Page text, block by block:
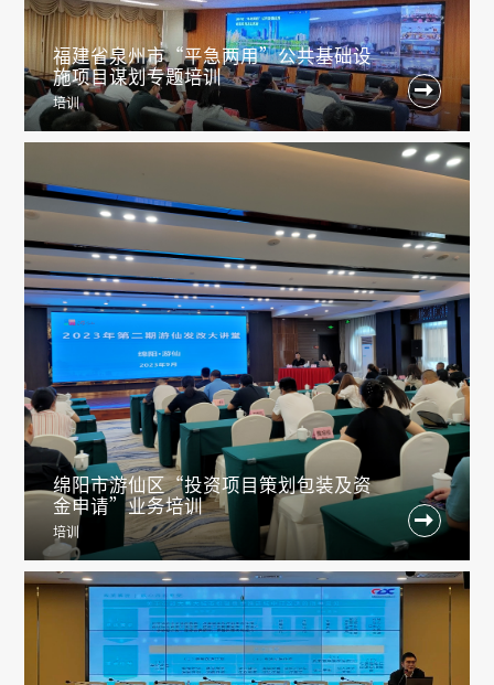
福建省泉州市“平急两用”公共基础设
施项目谋划专题培训
培训

绵阳市游仙区“投资项目策划包装及资
金申请”业务培训
培训
